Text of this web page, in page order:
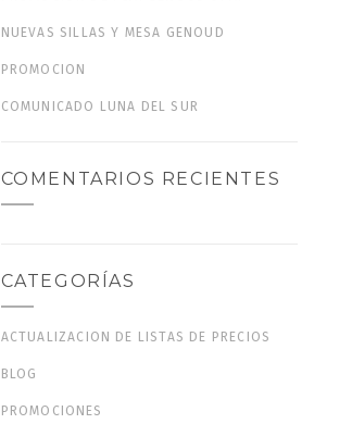
NUEVAS SILLAS Y MESA GENOUD
PROMOCION
COMUNICADO LUNA DEL SUR
COMENTARIOS RECIENTES
CATEGORÍAS
ACTUALIZACION DE LISTAS DE PRECIOS
BLOG
PROMOCIONES